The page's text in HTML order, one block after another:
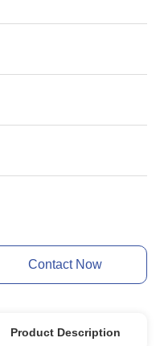
Contact Now
Product Description